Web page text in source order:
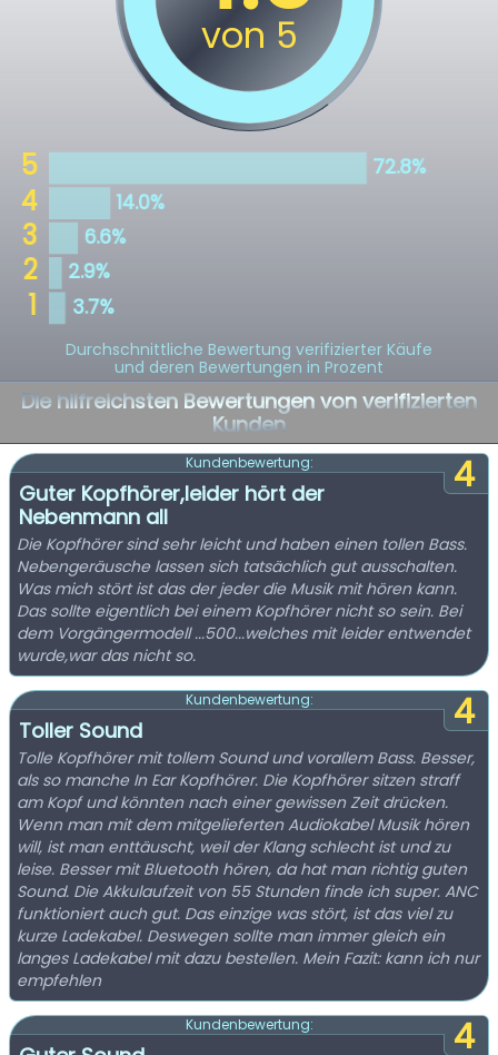
Durchschnittliche Bewertung verifizierter Käufe
und deren Bewertungen in Prozent
Die hilfreichsten Bewertungen von verifizierten
Kunden
4
Kundenbewertung:
Guter Kopfhörer,leider hört der
Nebenmann all
Die Kopfhörer sind sehr leicht und haben einen tollen Bass.
Nebengeräusche lassen sich tatsächlich gut ausschalten.
Was mich stört ist das der jeder die Musik mit hören kann.
Das sollte eigentlich bei einem Kopfhörer nicht so sein. Bei
dem Vorgängermodell ...500...welches mit leider entwendet
wurde,war das nicht so.
4
Kundenbewertung:
Toller Sound
Tolle Kopfhörer mit tollem Sound und vorallem Bass. Besser,
als so manche In Ear Kopfhörer. Die Kopfhörer sitzen straff
am Kopf und könnten nach einer gewissen Zeit drücken.
Wenn man mit dem mitgelieferten Audiokabel Musik hören
will, ist man enttäuscht, weil der Klang schlecht ist und zu
leise. Besser mit Bluetooth hören, da hat man richtig guten
Sound. Die Akkulaufzeit von 55 Stunden finde ich super. ANC
funktioniert auch gut. Das einzige was stört, ist das viel zu
kurze Ladekabel. Deswegen sollte man immer gleich ein
langes Ladekabel mit dazu bestellen. Mein Fazit: kann ich nur
empfehlen
4
Kundenbewertung: